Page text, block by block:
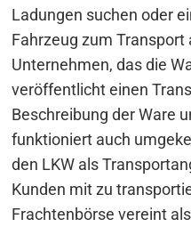
Ladungen suchen oder
Fahrzeug zum Transport
Unternehmen, das die
veröffentlicht einen
Beschreibung der Ware
funktioniert auch
den LKW als
Kunden mit zu
Frachtenbörse vereint